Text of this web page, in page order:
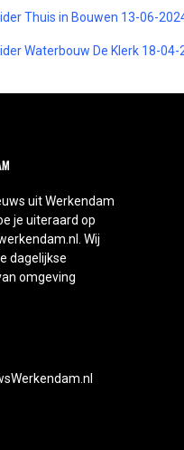
Thuis in Bouwen 13-06-
Waterbouw De Klerk 18-04-
uit Werkendam
je uiteraard op
Wij
dagelijkse
omgeving